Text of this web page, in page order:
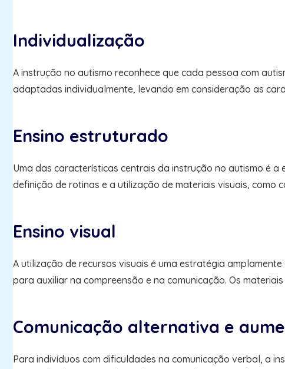
Individualização
A instrução no autismo reconhece que cada pessoa com
adaptadas individualmente, levando em consideração as
Ensino estruturado
Uma das características centrais da instrução no autismo é
definição de rotinas e a utilização de materiais visuais,
Ensino visual
A utilização de recursos visuais é uma estratégia
para auxiliar na compreensão e na comunicação. Os
Comunicação alternativa e
Para indivíduos com dificuldades na comunicação verbal, a